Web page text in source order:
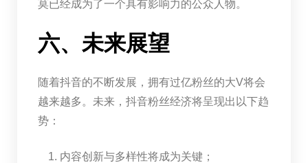
莫已经成为了一个具有影响力的公众人物。
六、未来展望
随着抖音的不断发展，拥有过亿粉丝的大V将会
越来越多。未来，抖音粉丝经济将呈现出以下趋
势：
内容创新与多样性将成为关键；